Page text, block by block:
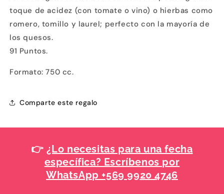
toque de acidez (con tomate o vino) o hierbas como
romero, tomillo y laurel; perfecto con la mayoría de
los quesos.
91 Puntos.
Formato: 750 cc.
Comparte este regalo
👉 ¿Lo necesitas para una fecha
específica? Escríbenos por
WhatsApp +569 9920 4746